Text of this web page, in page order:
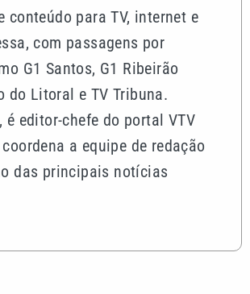
conteúdo para TV, internet e
com passagens por
G1 Santos, G1 Ribeirão
do Litoral e TV Tribuna.
é editor-chefe do portal VTV
a equipe de redação
das principais notícias